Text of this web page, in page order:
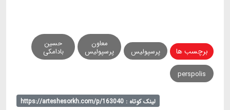
برچسب ها پرسپولیس
معاون
پرسپولیس
حسین
بادامکی
perspolis
لینک کوتاه : https://arteshesorkh.com/p/163040